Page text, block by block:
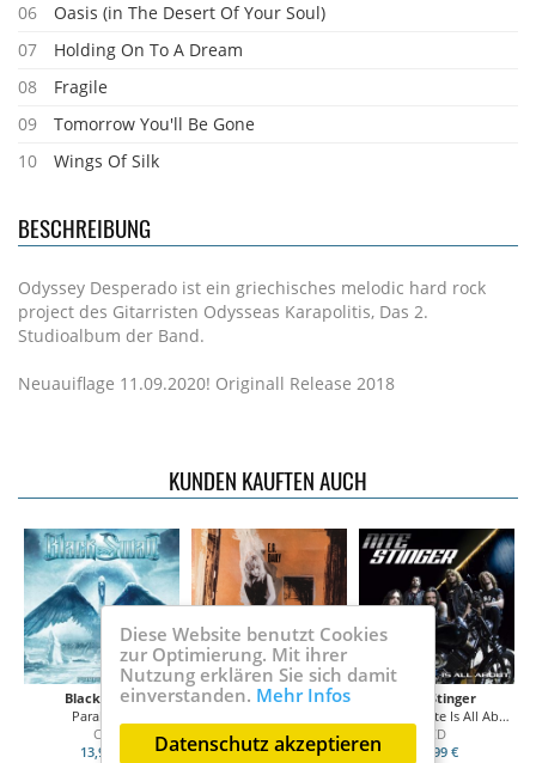
06
Oasis (in The Desert Of Your Soul)
07
Holding On To A Dream
08
Fragile
09
Tomorrow You'll Be Gone
10
Wings Of Silk
BESCHREIBUNG
Odyssey Desperado ist ein griechisches melodic hard rock
project des Gitarristen Odysseas Karapolitis, Das 2.
Studioalbum der Band.
Neuauiflage 11.09.2020! Originall Release 2018
KUNDEN KAUFTEN AUCH
Black Swan
Paralyzed
CD
13,99 €
Daily E.G.
14,50 €
Nite Stinger
What The Nite Is All About
CD
15,99 €
Diese Website benutzt Cookies
zur Optimierung. Mit ihrer
Nutzung erklären Sie sich damit
einverstanden. Mehr Infos
Datenschutz akzeptieren